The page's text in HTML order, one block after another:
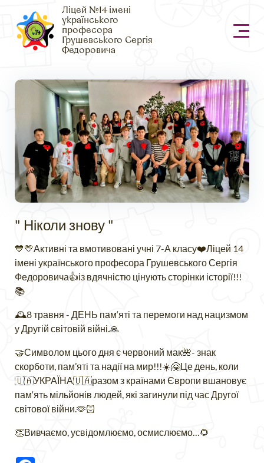
Ліцей №14 імені
українського
професора
Грушевського Сергія
Федоровича
" Ніколи знову "
💙💛Активні та вмотивовані учні 7-А класу❤️Ліцей 14
імені українського професора Грушевського Сергія
Федоровича👍із вдячністю цінують сторінки історії!!!
📚
🕰8 травня - ДЕНЬ пам‘яті та перемоги над нацизмом
у Другій світовій війні.🙏
🤝Символом цього дня є червоний мак🌺- знак
скорботи, пам’яті та надії на мир!!!☀️🤗Це день, коли
🇺🇦УКРАЇНА🇺🇦разом з країнами Європи вшановує
пам‘ять мільйонів людей, які загинули під час Другої
світової війни.🫶🏻
👏Вивчаємо, усвідомлюємо, осмислюємо…🌻